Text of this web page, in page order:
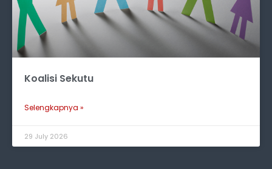
Koalisi Sekutu
Selengkapnya »
29 July 2026